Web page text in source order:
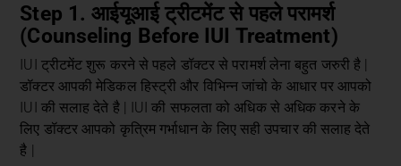
Step 1. आईयूआई ट्रीटमेंट से पहले परामर्श
(Counseling Before IUI Treatment)
IUI ट्रीटमेंट शुरू करने से पहले डॉक्टर से परामर्श लेना बहुत जरुरी है |
डॉक्टर आपकी मेडिकल हिस्ट्री और विभिन्न जांचो के आधार पर आपको
IUI की सलाह देते है | IUI की सफलता को अधिक से अधिक करने के
लिए डॉक्टर आपको कृत्रिम गर्भाधान के लिए सही उपचार की सलाह देते
है |